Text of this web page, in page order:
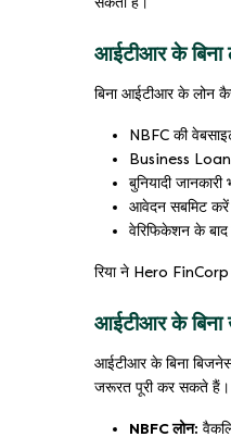
आईटीआर के
बिना आईटीआर के लोन
NBFC की
Business
बुनियादी
आवेदन सबमिट करें
वेरिफिकेशन के बाद
रिया ने Hero
आईटीआर के बिना
आईटीआर के बिना
जरूरत पूरी कर सकते हैं।
NBFC लोन: